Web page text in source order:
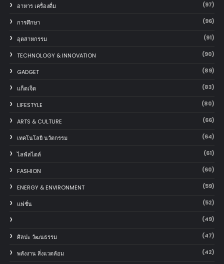
อาหาร เครื่องดื่ม (97)
การศึกษา (96)
อุตสาหกรรม (91)
TECHNOLOGY & INNOVATION (90)
GADGET (89)
แก็ตเจ็ต (83)
LIFESTYLE (80)
ARTS & CULTURE (66)
เทคโนโลยี นวัตกรรม (64)
ไลฟ์สไตล์ (61)
FASHION (60)
ENERGY & ENVIRONMENT (59)
แฟชั่น (52)
(49)
ศิลปะ วัฒนธรรม (47)
พลังงาน สิ่งแวดล้อม (42)